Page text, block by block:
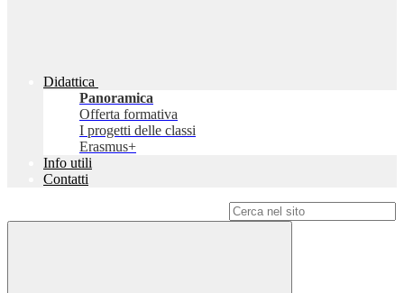
Didattica
Panoramica
Offerta formativa
I progetti delle classi
Erasmus+
Info utili
Contatti